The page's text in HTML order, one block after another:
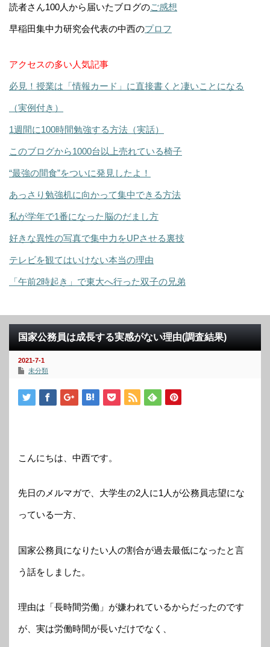
読者さん100人から届いたブログのご感想
早稲田集中力研究会代表の中西のプロフ
アクセスの多い人気記事
必見！授業は「情報カード」に直接書くと凄いことになる
（実例付き）
1週間に100時間勉強する方法（実話）
このブログから1000台以上売れている椅子
“最強の間食”をついに発見したよ！
あっさり勉強机に向かって集中できる方法
私が学年で1番になった脳のだまし方
好きな異性の写真で集中力をUPさせる裏技
テレビを観てはいけない本当の理由
「午前2時起き」で東大へ行った双子の兄弟
国家公務員は成長する実感がない理由(調査結果)
2021-7-1
未分類
こんにちは、中西です。
先日のメルマガで、大学生の2人に1人が公務員志望にな
っている一方、
国家公務員になりたい人の割合が過去最低になったと言
う話をしました。
理由は「長時間労働」が嫌われているからだったのです
が、実は労働時間が長いだけでなく、